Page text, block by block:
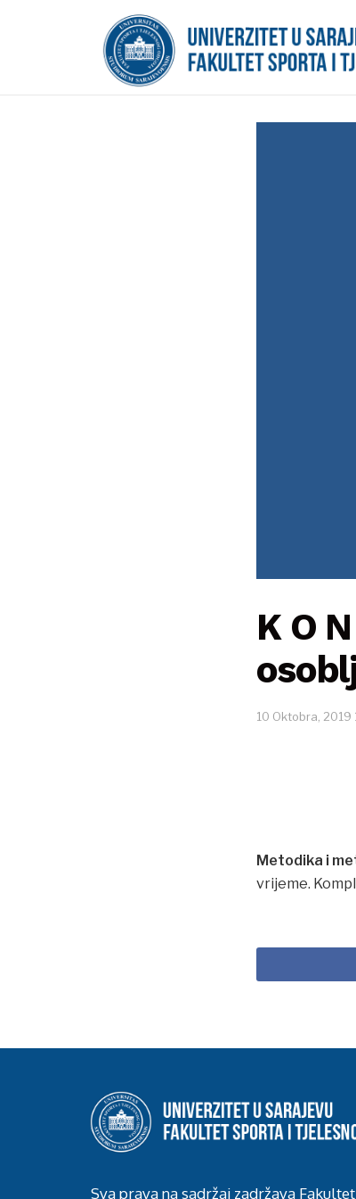
K O
10 Oktobra, 2019
Metodika i
vrijeme.
Sva prava na sadržaj zadržava